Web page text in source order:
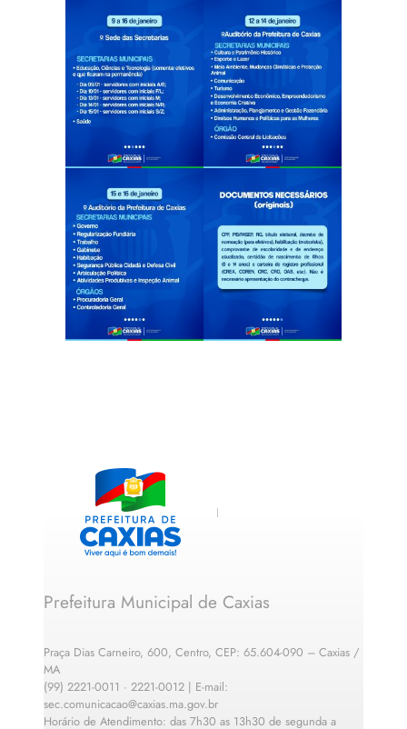
Prefeitura Municipal de Caxias
Praça Dias Carneiro, 600, Centro, CEP: 65.604-090 – Caxias /
MA
(99) 2221-0011 · 2221-0012 | E-mail:
sec.comunicacao@caxias.ma.gov.br
Horário de Atendimento: das 7h30 as 13h30 de segunda a